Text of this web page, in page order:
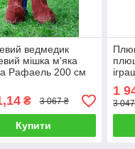
ведмедик
мішка м'яка
Рафаель 200 см
₴ 3 067 ₴
Купити
1
3